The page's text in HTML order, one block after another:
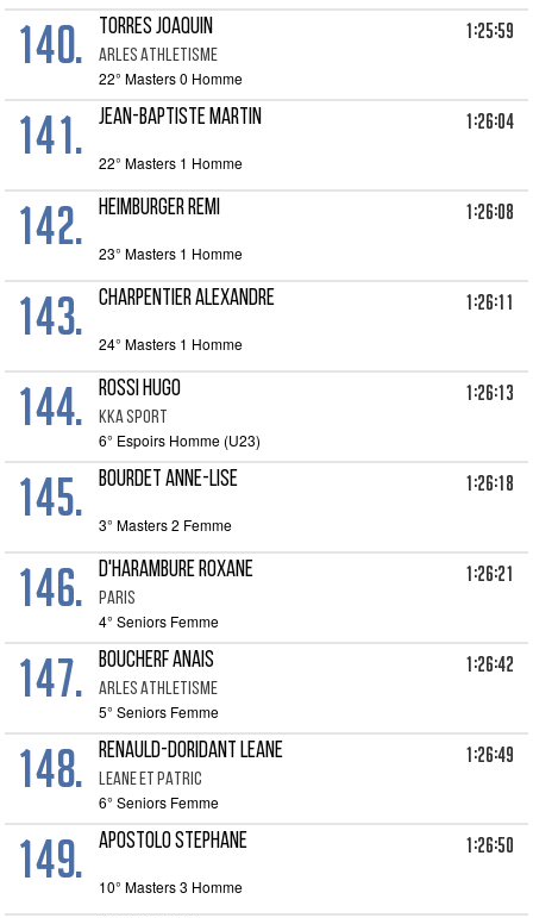
140. TORRES JOAQUIN
ARLES ATHLETISME
1:25:59
22° Masters 0 Homme
141. JEAN-BAPTISTE MARTIN 1:26:04
22° Masters 1 Homme
142. HEIMBURGER REMI 1:26:08
23° Masters 1 Homme
143. CHARPENTIER ALEXANDRE 1:26:11
24° Masters 1 Homme
144. ROSSI HUGO
KKA SPORT
1:26:13
6° Espoirs Homme (U23)
145. BOURDET ANNE-LISE 1:26:18
3° Masters 2 Femme
146. D'HARAMBURE ROXANE
PARIS
1:26:21
4° Seniors Femme
147. BOUCHERF ANAIS
ARLES ATHLETISME
1:26:42
5° Seniors Femme
148. RENAULD-DORIDANT LEANE
LEANE ET PATRIC
1:26:49
6° Seniors Femme
149. APOSTOLO STEPHANE 1:26:50
10° Masters 3 Homme